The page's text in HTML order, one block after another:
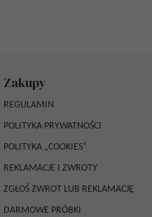
Zakupy
REGULAMIN
POLITYKA PRYWATNOŚCI
POLITYKA „COOKIES”
REKLAMACJE I ZWROTY
ZGŁOŚ ZWROT LUB REKLAMACJĘ
DARMOWE PRÓBKI